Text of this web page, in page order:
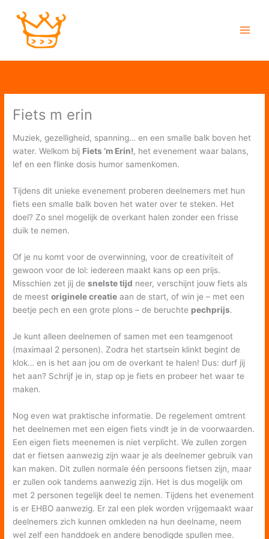
naar
Fiets m erin
Muziek, gezelligheid, spanning… en een smalle balk boven het
water. Welkom bij Fiets ’m Erin!, het evenement waar balans,
lef en een flinke dosis humor samenkomen.
Tijdens dit unieke evenement proberen deelnemers met hun
fiets een smalle balk boven het water over te steken. Het
doel? Zo snel mogelijk de overkant halen zonder een frisse
duik te nemen.
Of je nu komt voor de overwinning, voor de creativiteit of
gewoon voor de lol: iedereen maakt kans op een prijs.
Misschien zet jij desnelste tijd neer, verschijnt jouw fiets als
de meestoriginele creatie aan de start, of win je – met een
beetje pech en een grote plons – de beruchte pechprijs.
Je kunt alleen deelnemen of samen met een teamgenoot
(maximaal 2 personen). Zodra het startsein klinkt begint de
klok… en is het aan jou om de overkant te halen! Dus: durf jij
het aan? Schrijf je in, stap op je fiets en probeer het waar te
maken.
Nog even wat praktische informatie. De regelement omtrent
het deelnemen met een eigen fiets vindt je in de voorwaarden.
Een eigen fiets meenemen is niet verplicht. We zullen zorgen
dat er fietsen aanwezig zijn waar je als deelnemer gebruik van
kan maken. Dit zullen normale één persoons fietsen zijn, maar
er zullen ook tandems aanwezig zijn. Het is dus mogelijk om
met 2 personen tegelijk deel te nemen. Tijdens het evenement
is er EHBO aanwezig. Er zal een plek worden vrijgemaakt waar
deelnemers zich kunnen omkleden na hun deelname, neem
wel zelf een handdoek en andere benodigde spullen mee.